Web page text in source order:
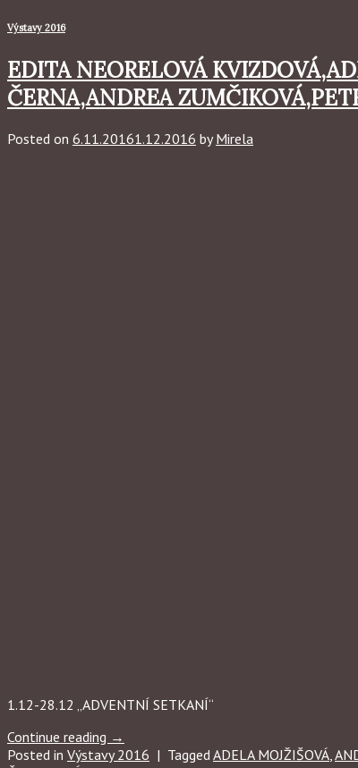
Výstavy 2016
EDITA NEORELOVÁ
ČERNA,ANDREA
Posted on 6.11.20161.12.2016 byMirela
1.12-28.12 „ADVENTNÍ SETKANÍ“
Continue reading →
Posted in Výstavy 2016 | Tagged ADELA MOJŽIŠOVÁ